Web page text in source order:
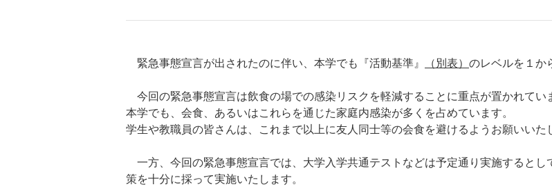
緊急事態宣言が出されたのに伴い、本学でも『活動基準』 （別表） のレベルを１か
今回の緊急事態宣言は飲食の場での感染リスクを軽減することに重点が置かれてい
本学でも、会食、あるいはこれらを通じた家庭内感染が多くを占めています。
学生や教職員の皆さんは、これまで以上に友人同士等の会食を避けるようお願いいた
一方、今回の緊急事態宣言では、大学入学共通テストなどは予定通り実施すると
策を十分に採って実施いたします。